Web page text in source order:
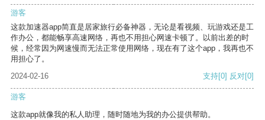
游客
这款加速器app简直是居家旅行必备神器，无论是看视频、玩游戏还是工
作办公，都能畅享高速网络，再也不用担心网速卡顿了。以前出差的时
候，经常因为网速慢而无法正常使用网络，现在有了这个app，我再也不
用担心了。
2024-02-16
支持[0] 反对[0]
游客
这款app就像我的私人助理，随时随地为我的办公提供帮助。